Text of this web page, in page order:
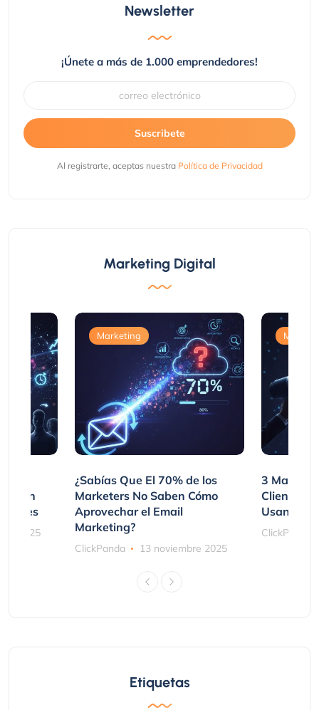
Newsletter
¡Únete a más de 1.000 emprendedores!
Suscribete
Al registrarte, aceptas nuestra Política de Privacidad
Marketing Digital
2025
Marketing
¿Sabías Que El 70% de los
Marketers No Saben Cómo
Aprovechar el Email
Marketing?
ClickPanda 13 noviembre 2025
3
Clientes
Usando
ClickPanda
Etiquetas